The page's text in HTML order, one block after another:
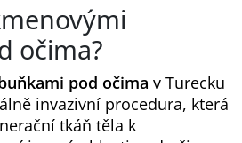
očima?
pod očima v Turecku
invazivní procedura, která
tkáň těla k